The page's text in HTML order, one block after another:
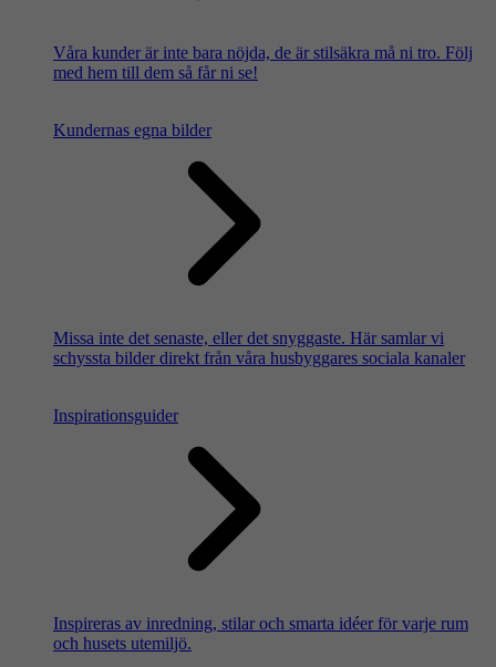
Våra kunder är inte bara nöjda, de är stilsäkra må ni tro. Följ
med hem till dem så får ni se!
Kundernas egna bilder
Missa inte det senaste, eller det snyggaste. Här samlar vi
schyssta bilder direkt från våra husbyggares sociala kanaler
Inspirationsguider
Inspireras av inredning, stilar och smarta idéer för varje rum
och husets utemiljö.